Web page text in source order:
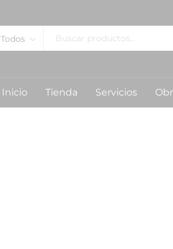
Todos
Inicio Tienda Servicios